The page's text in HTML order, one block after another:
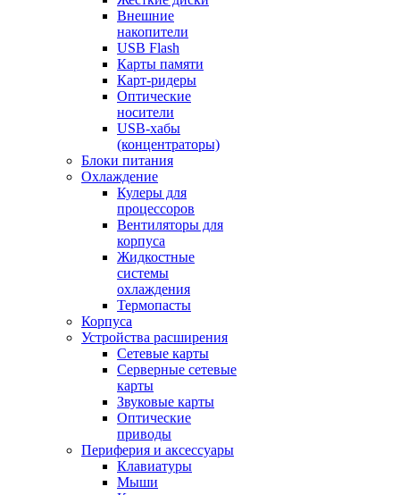
Внешние
накопители
USB Flash
Карты памяти
Карт-ридеры
Оптические
носители
USB-хабы
(концентраторы)
Блоки питания
Охлаждение
Кулеры для
процессоров
Вентиляторы для
корпуса
Жидкостные
системы
охлаждения
Термопасты
Корпуса
Устройства расширения
Сетевые карты
Серверные сетевые
карты
Звуковые карты
Оптические
приводы
Периферия и аксессуары
Клавиатуры
Мыши